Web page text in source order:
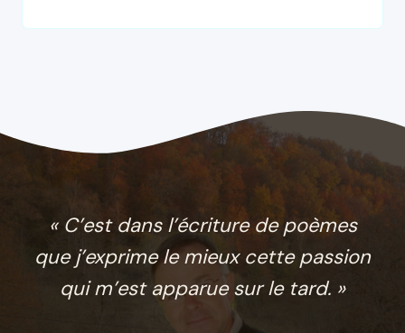
« C’est dans l’écriture de poèmes
que j’exprime le mieux cette passion
qui m’est apparue sur le tard. »